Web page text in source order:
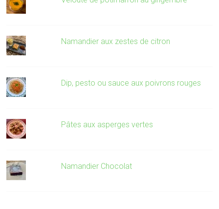
Namandier aux zestes de citron
Dip, pesto ou sauce aux poivrons rouges
Pâtes aux asperges vertes
Namandier Chocolat